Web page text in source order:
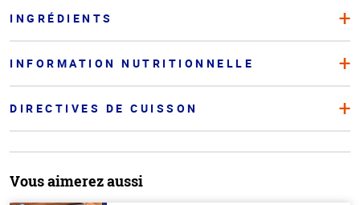
INGRÉDIENTS
INFORMATION NUTRITIONNELLE
DIRECTIVES DE CUISSON
Vous aimerez aussi